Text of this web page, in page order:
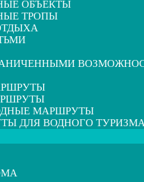
ОБЪЕКТЫ
ТРОПЫ
МАРШРУТЫ
ДЛЯ ВОДНОГО ТУРИЗМА